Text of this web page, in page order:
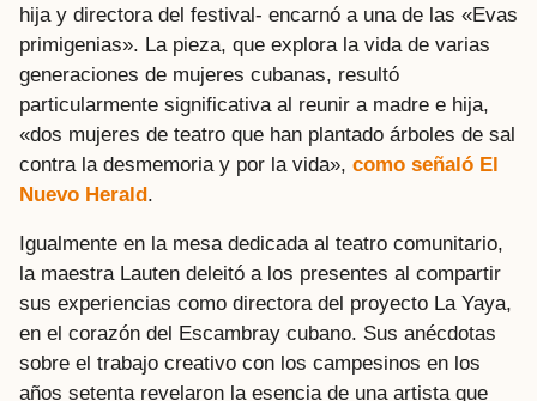
hija y directora del festival- encarnó a una de las «Evas
primigenias». La pieza, que explora la vida de varias
generaciones de mujeres cubanas, resultó
particularmente significativa al reunir a madre e hija,
«dos mujeres de teatro que han plantado árboles de sal
contra la desmemoria y por la vida», como señaló El
Nuevo Herald.
Igualmente en la mesa dedicada al teatro comunitario,
la maestra Lauten deleitó a los presentes al compartir
sus experiencias como directora del proyecto La Yaya,
en el corazón del Escambray cubano. Sus anécdotas
sobre el trabajo creativo con los campesinos en los
años setenta revelaron la esencia de una artista que